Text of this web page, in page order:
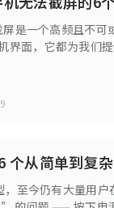
是一个高频且不可
界面，它都为我们
个从简单到复
至今仍有大量用